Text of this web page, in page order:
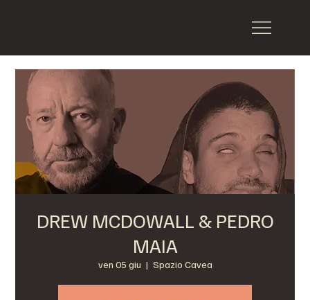
DREW MCDOWALL & PEDRO
MAIA
ven 05 giu
  |
Spazio Cavea